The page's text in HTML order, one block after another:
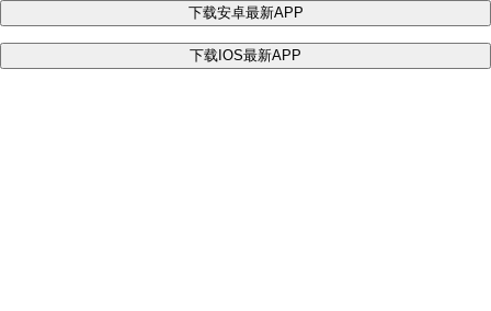
下载安卓最新APP
下载IOS最新APP